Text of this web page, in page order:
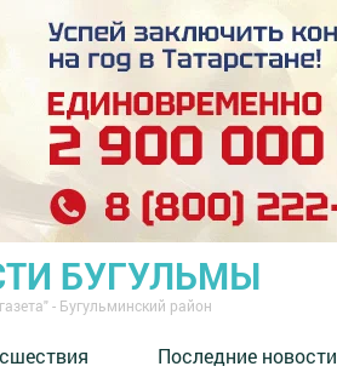
БУГУЛЬМЫ
- Бугульминский район
Последние новости